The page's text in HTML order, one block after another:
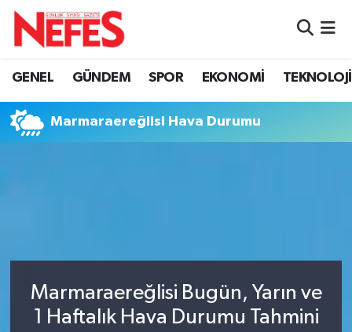
GENEL GÜNDEM SPOR EKONOMİ TEKNOLOJİ
Marmaraereğlisi Hava Durumu
Marmaraereğlisi Bugün, Yarın ve
1 Haftalık Hava Durumu Tahmini
Hava Durumu
Namaz Vakitleri
Tüm Manşetler
Son Dakika Haberleri